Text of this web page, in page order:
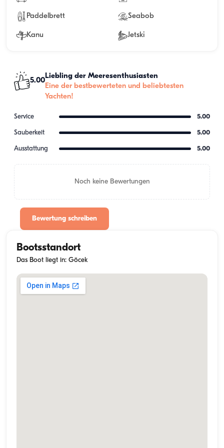
Paddelbrett Seabob
Kanu Jetski
5.00
Liebling der Meeresenthusiasten
Eine der bestbewerteten und beliebtesten
Yachten!
Service 5.00
Sauberkeit 5.00
Ausstattung 5.00
Noch keine Bewertungen
Bewertung schreiben
Bootsstandort
Das Boot liegt in: Göcek